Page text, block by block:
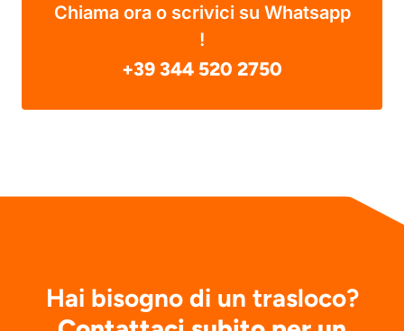
Chiama ora o scrivici su Whatsapp
!
+39 344 520 2750
Hai bisogno di un trasloco?